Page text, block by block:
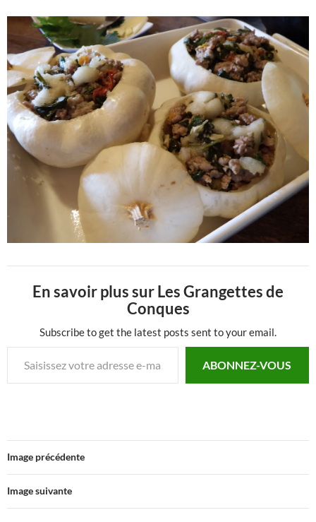
En savoir plus sur Les Grangettes de
Conques
Subscribe to get the latest posts sent to your email.
Saisissez votre adresse e-mail…
ABONNEZ-VOUS
Image précédente
Image suivante